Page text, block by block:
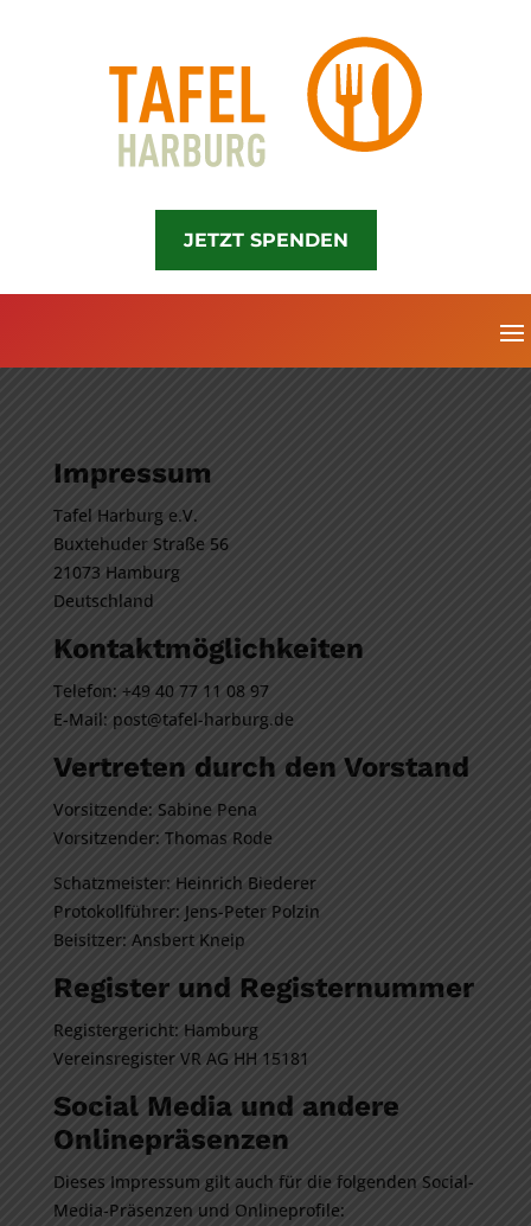
JETZT SPENDEN
Impressum
Tafel Harburg e.V.
Buxtehuder Straße 56
21073 Hamburg
Deutschland
Kontaktmöglichkeiten
Telefon: +49 40 77 11 08 97
E-Mail: post@tafel-harburg.de
Vertreten durch den Vorstand
Vorsitzende: Sabine Pena
Vorsitzender: Thomas Rode
Schatzmeister: Heinrich Biederer
Protokollführer: Jens-Peter Polzin
Beisitzer: Ansbert Kneip
Register und Registernummer
Registergericht: Hamburg
Vereinsregister VR AG HH 15181
Social Media und andere
Onlinepräsenzen
Dieses Impressum gilt auch für die folgenden Social-
Media-Präsenzen und Onlineprofile: